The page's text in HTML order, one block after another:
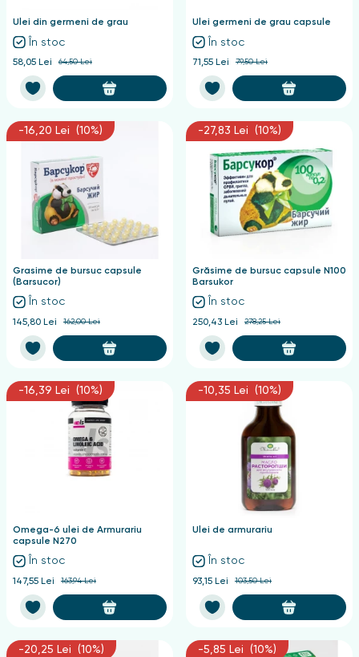
Ulei din germeni de grau
În stoc
58,05 Lei 64,50 Lei
Ulei germeni de grau capsule
În stoc
71,55 Lei 79,50 Lei
-16,20 Lei (10%)
Grasime de bursuc capsule
(Barsucor)
În stoc
145,80 Lei 162,00 Lei
-27,83 Lei (10%)
Grăsime de bursuc capsule N100
Barsukor
În stoc
250,43 Lei 278,25 Lei
-16,39 Lei (10%)
Omega-6 ulei de Armurariu
capsule N270
În stoc
147,55 Lei 163,94 Lei
-10,35 Lei (10%)
Ulei de armurariu
În stoc
93,15 Lei 103,50 Lei
-20,25 Lei (10%) -5,85 Lei (10%)